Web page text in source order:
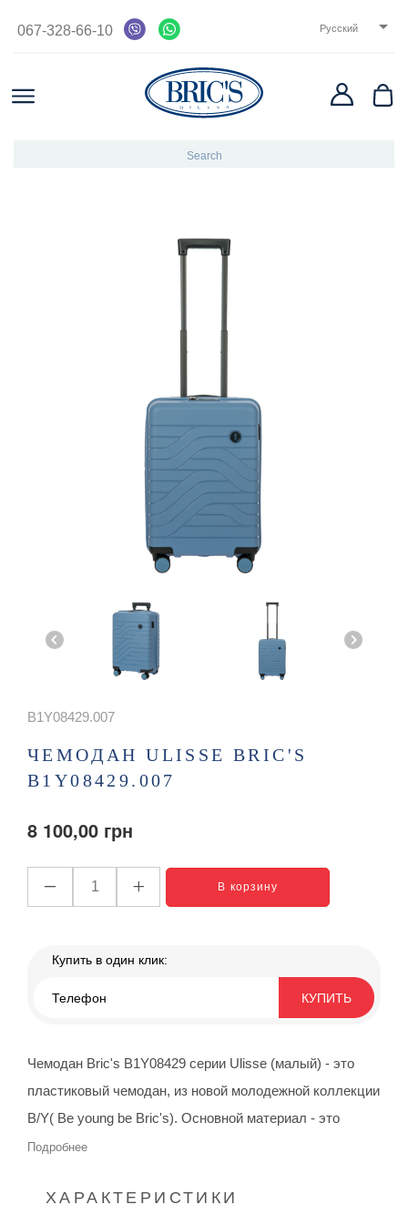
067-328-66-10 Русский 
B1Y08429.007
ЧЕМОДАН ULISSE BRIC'S
B1Y08429.007
8 100,00 грн
В корзину
Купить в один клик:
КУПИТЬ
Чемодан Bric's B1Y08429 серии Ulisse (малый) - это
пластиковый чемодан, из новой молодежной коллекции
B/Y( Be young be Bric's). Основной материал - это
полипропилен, легкий, прочный и устойчивый к
необходимые новшества: USB-порт для подзарядки
Подробнее
ХАРАКТЕРИСТИКИ